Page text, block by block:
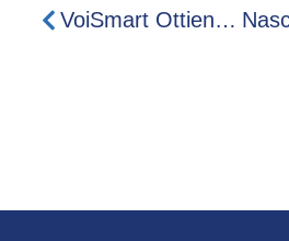
VoiSmart Ottiene Il Badge EcoVadis Committed